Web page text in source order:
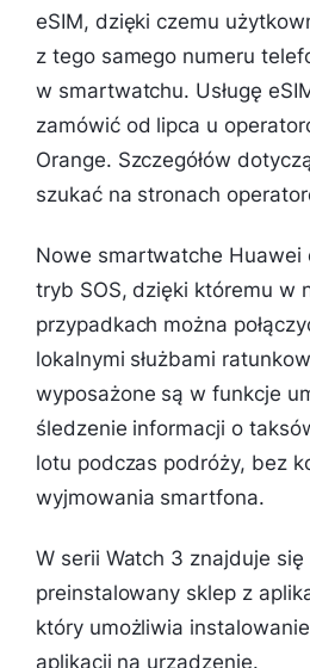
eSIM, dzięki czemu
z tego samego numeru
w smartwatchu. Usługę
zamówić od lipca u
Orange. Szczegółów
szukać na stronach
Nowe smartwatche Huawei
tryb SOS, dzięki któremu w
przypadkach można
lokalnymi służbami
wyposażone są w funkcje
śledzenie informacji o
lotu podczas podróży, bez
wyjmowania smartfona.
W serii Watch 3 znajduje się
preinstalowany sklep z
który umożliwia
aplikacji na urządzenie.